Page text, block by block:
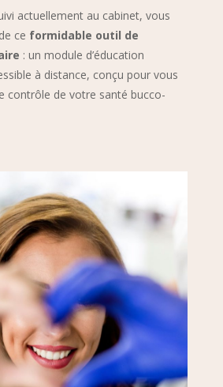
actuellement au cabinet, vous
ce formidable outil de
: un module d’éducation
à distance, conçu pour vous
contrôle de votre santé bucco-